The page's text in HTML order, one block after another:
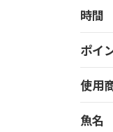
時間
ポイ
使用
魚名